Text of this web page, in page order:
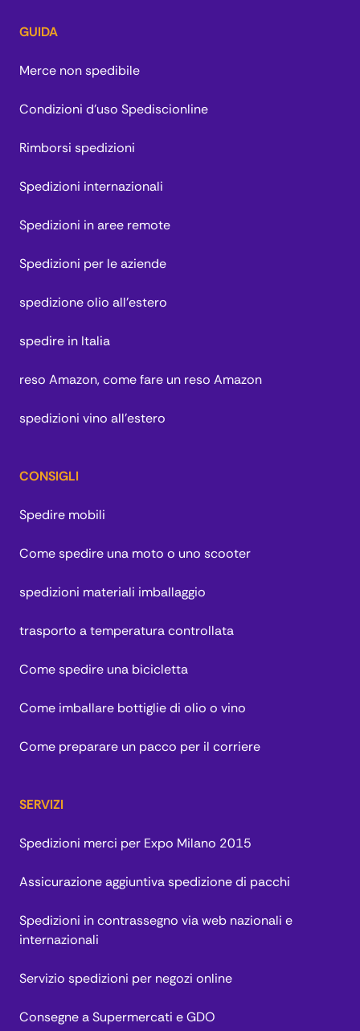
GUIDA
Merce non spedibile
Condizioni d'uso Spediscionline
Rimborsi spedizioni
Spedizioni internazionali
Spedizioni in aree remote
Spedizioni per le aziende
spedizione olio all'estero
spedire in Italia
reso Amazon, come fare un reso Amazon
spedizioni vino all'estero
CONSIGLI
Spedire mobili
Come spedire una moto o uno scooter
spedizioni materiali imballaggio
trasporto a temperatura controllata
Come spedire una bicicletta
Come imballare bottiglie di olio o vino
Come preparare un pacco per il corriere
SERVIZI
Spedizioni merci per Expo Milano 2015
Assicurazione aggiuntiva spedizione di pacchi
Spedizioni in contrassegno via web nazionali e
internazionali
Servizio spedizioni per negozi online
Consegne a Supermercati e GDO